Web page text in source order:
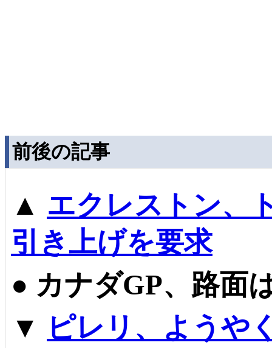
前後の記事
▲ エクレストン、
引き上げを要求
● カナダGP、路面
▼ ピレリ、ようや